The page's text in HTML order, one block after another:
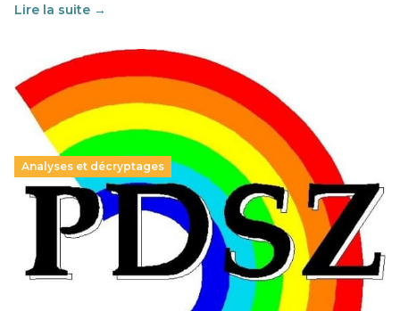
Lire la suite →
Analyses et décryptages
Hongrie : du changement pour les politiques
éducatives, aussi !
25 juin 2026
En Hongrie, le conservateur Peter Magyar et son parti
Tisza "Respect et liberté" ont remporté une large victoire,